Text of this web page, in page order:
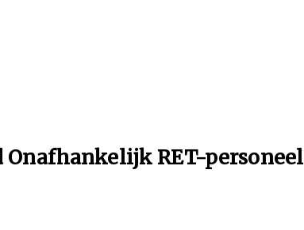
Onafhankelijk RET-personeel